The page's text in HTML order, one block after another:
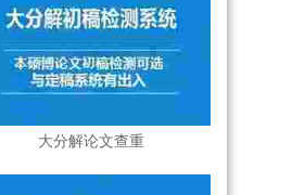
大分解论文查重